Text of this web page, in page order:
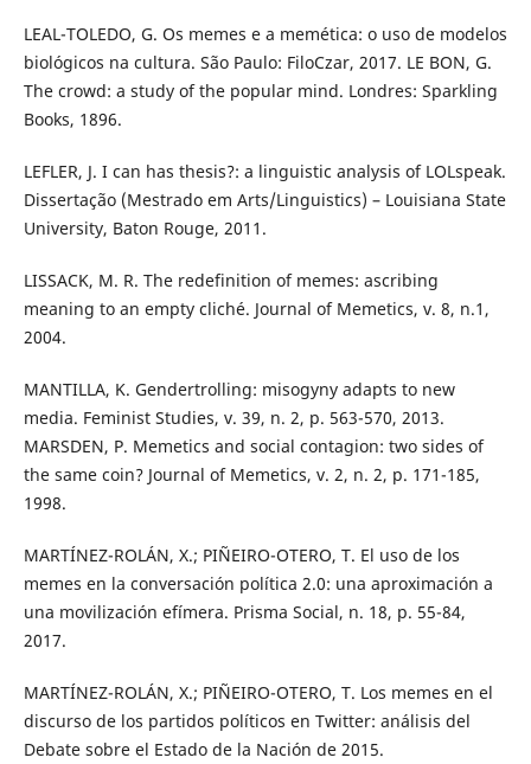
LEAL-TOLEDO, G. Os memes e a memética: o uso de modelos
biológicos na cultura. São Paulo: FiloCzar, 2017. LE BON, G.
The crowd: a study of the popular mind. Londres: Sparkling
Books, 1896.
LEFLER, J. I can has thesis?: a linguistic analysis of LOLspeak.
Dissertação (Mestrado em Arts/Linguistics) – Louisiana State
University, Baton Rouge, 2011.
LISSACK, M. R. The redefinition of memes: ascribing
meaning to an empty cliché. Journal of Memetics, v. 8, n.1,
2004.
MANTILLA, K. Gendertrolling: misogyny adapts to new
media. Feminist Studies, v. 39, n. 2, p. 563-570, 2013.
MARSDEN, P. Memetics and social contagion: two sides of
the same coin? Journal of Memetics, v. 2, n. 2, p. 171-185,
1998.
MARTÍNEZ-ROLÁN, X.; PIÑEIRO-OTERO, T. El uso de los
memes en la conversación política 2.0: una aproximación a
una movilización efímera. Prisma Social, n. 18, p. 55-84,
2017.
MARTÍNEZ-ROLÁN, X.; PIÑEIRO-OTERO, T. Los memes en el
discurso de los partidos políticos en Twitter: análisis del
Debate sobre el Estado de la Nación de 2015.